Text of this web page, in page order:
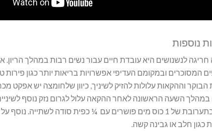
נוספות
לנשנושים היא עובדת חיים עבור נשים רבות במהלך
המסוכרים ובמקומם העדיפי אפשרויות בריאות יותר כגון פירות
הבוקר וההקאות עלולות להזיק לשיניך, כיוון שלחומצה יש
השעה הראשונה לאחר ההקאה עלול לגרום נזק נוסף
הפה בתערובת של 1 כוס מים פושרים עם ¼ כפית סודה
כגון חלב או גבינה קשה.